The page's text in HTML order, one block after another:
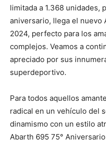
limitada a 1.368 unidades,
aniversario, llega el nuevo
2024, perfecto para los
complejos. Veamos a
apreciado por sus
superdeportivo.
Para todos aquellos
radical en un vehículo del
dinamismo con un estilo
Abarth 695 75°